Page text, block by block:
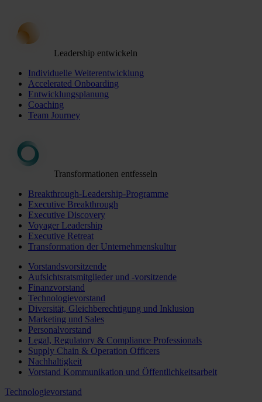
Leadership entwickeln
Individuelle Weiterentwicklung
Accelerated Onboarding
Entwicklungsplanung
Coaching
Team Journey
Transformationen entfesseln
Breakthrough-Leadership-Programme
Executive Breakthrough
Executive Discovery
Voyager Leadership
Executive Retreat
Transformation der Unternehmenskultur
Vorstandsvorsitzende
Aufsichtsratsmitglieder und -vorsitzende
Finanzvorstand
Technologievorstand
Diversität, Gleichberechtigung und Inklusion
Marketing und Sales
Personalvorstand
Legal, Regulatory & Compliance Professionals
Supply Chain & Operation Officers
Nachhaltigkeit
Vorstand Kommunikation und Öffentlichkeitsarbeit
Technologievorstand